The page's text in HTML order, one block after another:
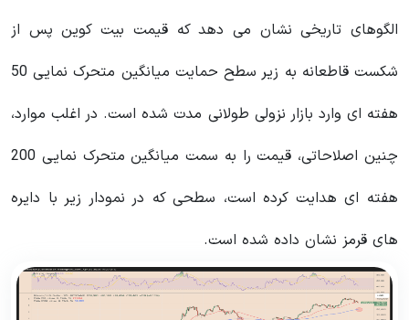
الگوهای تاریخی نشان می دهد که قیمت بیت کوین پس از
شکست قاطعانه به زیر سطح حمایت میانگین متحرک نمایی 50
هفته ای وارد بازار نزولی طولانی مدت شده است. در اغلب موارد،
چنین اصلاحاتی، قیمت را به سمت میانگین متحرک نمایی 200
هفته ای هدایت کرده است، سطحی که در نمودار زیر با دایره
های قرمز نشان داده شده است.